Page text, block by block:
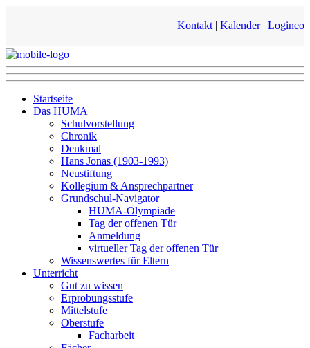
Kontakt | Kalender| Logineo
Startseite
Das HUMA
Schulvorstellung
Chronik
Denkmal
Hans Jonas (1903-1993)
Neustiftung
Kollegium & Ansprechpartner
Grundschul-Navigator
HUMA-Olympiade
Tag der offenen Tür
Anmeldung
virtueller Tag der offenen Tür
Wissenswertes für Eltern
Unterricht
Gut zu wissen
Erprobungsstufe
Mittelstufe
Oberstufe
Facharbeit